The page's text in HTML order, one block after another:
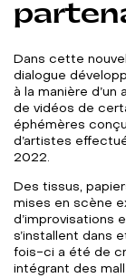
Dans cette
dialogue
à la manière
de vidéos de
éphémères
d’artistes
2022.
Des tissus,
mises en scène
d’improvisations
s’installent dans
fois-ci a été de
intégrant des